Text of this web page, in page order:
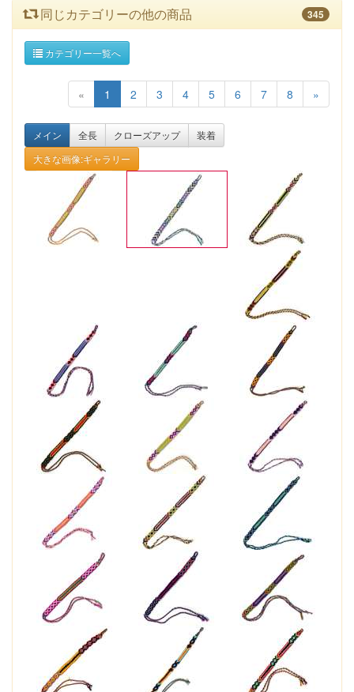
同じカテゴリーの他の商品 345
カテゴリー一覧へ
« 1 2 3 4 5 6 7 8 »
メイン 全長 クローズアップ
装着
大きな画像:ギャラリー